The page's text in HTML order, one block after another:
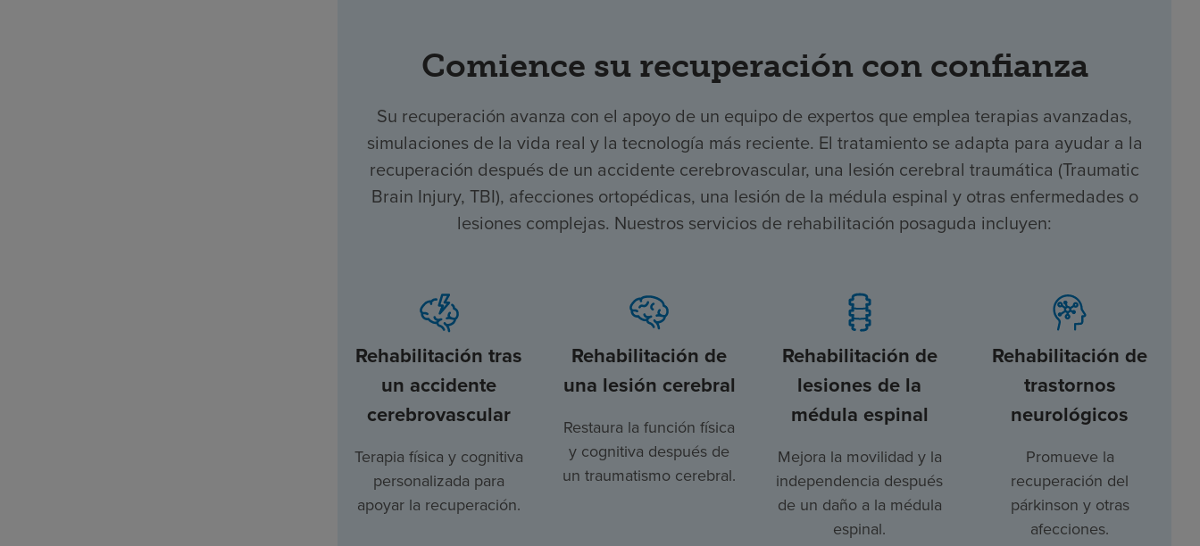
Comience su recuperación con confianza
Su recuperación avanza con el apoyo de un equipo de expertos que emplea terapias avanzadas,
simulaciones de la vida real y la tecnología más reciente. El tratamiento se adapta para ayudar a la
recuperación después de un accidente cerebrovascular, una lesión cerebral traumática (Traumatic
Brain Injury, TBI), afecciones ortopédicas, una lesión de la médula espinal y otras enfermedades o
lesiones complejas. Nuestros servicios de rehabilitación posaguda incluyen:
Rehabilitación tras
un accidente
cerebrovascular
Terapia física y cognitiva
personalizada para
apoyar la recuperación.
Rehabilitación de
una lesión cerebral
Restaura la función física
y cognitiva después de
un traumatismo cerebral.
Rehabilitación de
lesiones de la
médula espinal
Mejora la movilidad y la
independencia después
de un daño a la médula
espinal.
Rehabilitación de
trastornos
neurológicos
Promueve la
recuperación del
párkinson y otras
afecciones.